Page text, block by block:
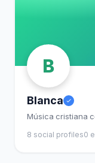
B
Blanca
Música cristiana
8 social profiles0